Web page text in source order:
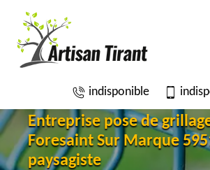
indisponible
Entreprise pose de
Foresaint Sur Marque
paysagiste